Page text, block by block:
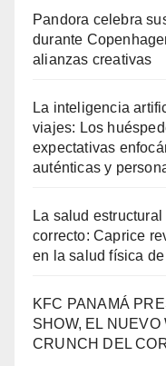
Pandora celebra
durante
alianzas creativas
La inteligencia
viajes: Los
expectativas
auténticas y
La salud
correcto: Caprice
en la salud física
KFC PANAMÁ
SHOW, EL
CRUNCH DEL